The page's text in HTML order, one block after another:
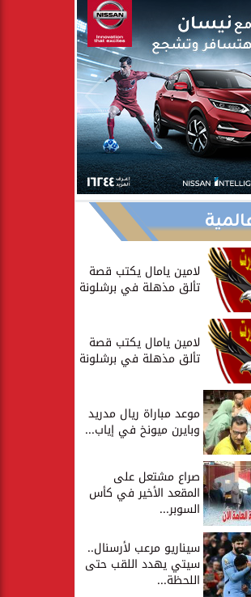
لامين يامال يكتب قصة
تألق مذهلة في برشلونة
لامين يامال يكتب قصة
تألق مذهلة في برشلونة
موعد مباراة ريال مدريد
وبايرن ميونخ في إياب...
صراع مشتعل على
المقعد الأخير في كأس
السوبر...
سيناريو مرعب لأرسنال..
سيتي يهدد اللقب حتى
اللحظة...